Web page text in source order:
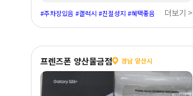
#주차장있음 #갤럭시 #친절성지 #혜택좋음 더보기 >
프렌즈폰 양산물금점 경남 양산시